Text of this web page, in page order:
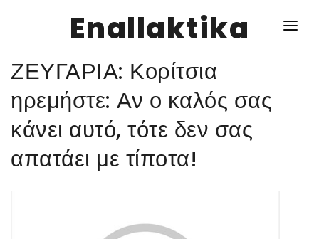
Enallaktika
ΥΓΕΙΑ
ΣΥΝΤΑΓΕΣ
ΖΕΥΓΑΡΙΑ: Κορίτσια
ηρεμήστε: Αν ο καλός σας
κάνει αυτό, τότε δεν σας
απατάει με τίποτα!